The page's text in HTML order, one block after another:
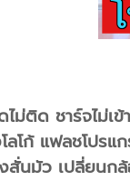
ม่ติด ชาร์จไม่เ
โก้ แฟลชโปรแ
สั่นมัว เปลี่ยน